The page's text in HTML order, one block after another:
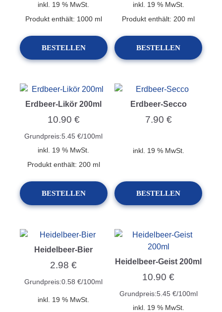
inkl. 19 % MwSt.
Produkt enthält: 1000 ml
BESTELLEN
inkl. 19 % MwSt.
Produkt enthält: 200 ml
BESTELLEN
Erdbeer-Likör 200ml
10.90 €
Grundpreis:5.45€/100ml
inkl. 19 % MwSt.
Produkt enthält: 200 ml
BESTELLEN
Erdbeer-Secco
7.90 €
inkl. 19 % MwSt.
BESTELLEN
Heidelbeer-Bier
2.98€
Grundpreis:0.58€/100ml
inkl. 19 % MwSt.
Heidelbeer-Geist 200ml
10.90€
Grundpreis:5.45 €/100ml
inkl. 19 % MwSt.